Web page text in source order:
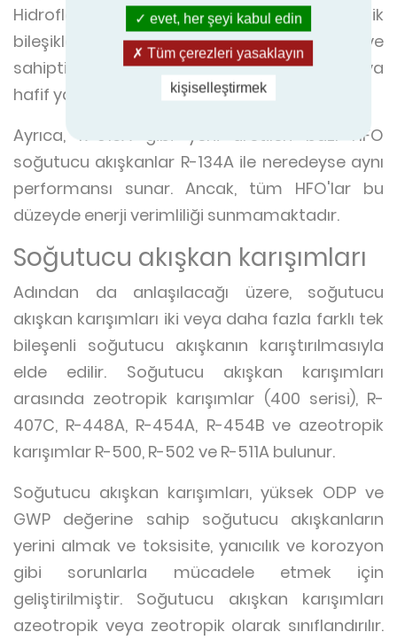
Hidrofloroolefinler doymamış organik
bileşiklerdir ve sıfır ODP ve düşük GWP'ye
sahiptir. HFO'ların çoğu toksik değildir ve ya
hafif yanıcıdır ya da yanıcı değildir.
Ayrıca, R-513A gibi yeni üretilen bazı HFO
soğutucu akışkanlar R-134A ile neredeyse aynı
performansı sunar. Ancak, tüm HFO'lar bu
düzeyde enerji verimliliği sunmamaktadır.
Soğutucu akışkan karışımları
Adından da anlaşılacağı üzere, soğutucu
akışkan karışımları iki veya daha fazla farklı tek
bileşenli soğutucu akışkanın karıştırılmasıyla
elde edilir. Soğutucu akışkan karışımları
arasında zeotropik karışımlar (400 serisi), R-
407C, R-448A, R-454A, R-454B ve azeotropik
karışımlar R-500, R-502 ve R-511A bulunur.
Soğutucu akışkan karışımları, yüksek ODP ve
GWP değerine sahip soğutucu akışkanların
yerini almak ve toksisite, yanıcılık ve korozyon
gibi sorunlarla mücadele etmek için
geliştirilmiştir. Soğutucu akışkan karışımları
azeotropik veya zeotropik olarak sınıflandırılır.
evet, her şeyi kabul edin
Tüm çerezleri yasaklayın
kişiselleştirmek